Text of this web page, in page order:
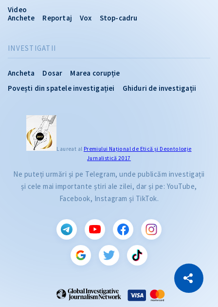
Copiază Link
INVESTIGATII
Ancheta Dosar
Marea corupție
Povești din spatele investigației
Ghiduri de investigații
Video
Anchete
Reportaj Vox Stop-cadru
Laureat al Premiului Naţional de Etică și Deontologie
Jurnalistică 2017
Ne puteți urmări și pe Telegram, unde publicăm investigații
și cele mai importante știri ale zilei, dar și pe: YouTube,
Facebook, Instagram și TikTok.